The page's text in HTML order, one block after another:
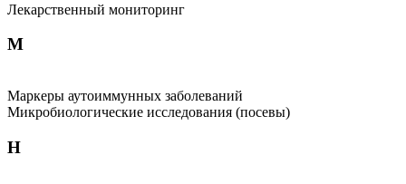
Лекарственный мониторинг
М
Маркеры аутоиммунных заболеваний
Микробиологические исследования (посевы)
Н